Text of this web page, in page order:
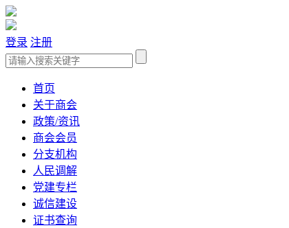
登录 注册
首页
关于商会
政策/资讯
商会会员
分支机构
人民调解
党建专栏
诚信建设
证书查询